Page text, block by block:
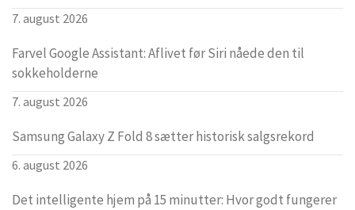
7. august 2026
Farvel Google Assistant: Aflivet før Siri nåede den til
sokkeholderne
7. august 2026
Samsung Galaxy Z Fold 8 sætter historisk salgsrekord
6. august 2026
Det intelligente hjem på 15 minutter: Hvor godt fungerer